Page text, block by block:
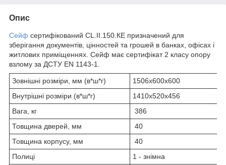
Опис
Сейф сертифікований CL.II.150.КЕ призначений для
зберігання документів, цінностей та грошей в банках, офісах і
житлових приміщеннях. Сейф має сертифікат 2 класу опору
взлому за ДСТУ EN 1143-1.
Зовнішні розміри, мм (в*ш*г)
1506х600х600
Внутрішні розміри (в*ш*г)
1410х520х456
Вага, кг
386
Товщина дверей, мм
40
Товщина корпусу, мм
40
Полиці
1 - знімна